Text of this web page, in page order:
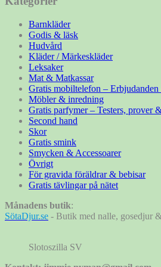
Barnkläder
Godis & läsk
Hudvård
Kläder / Märkeskläder
Leksaker
Mat & Matkassar
Gratis mobiltelefon – Erbjudanden
Möbler & inredning
Gratis parfymer – Testers, prover
Second hand
Skor
Gratis smink
Smycken & Accessoarer
Övrigt
För gravida föräldrar & bebisar
Gratis tävlingar på nätet
Månadens butik:
SötaDjur.se - Butik med nalle, gosedjur
Slotoszilla SV